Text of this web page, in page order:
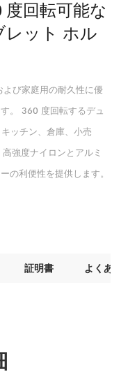
度回転可能な
レット ホル
よび家庭用の耐久性に優
。 360 度回転するデュ
ッチン、倉庫、小売
強度ナイロンとアルミ
の利便性を提供します。
証明書 よくあ